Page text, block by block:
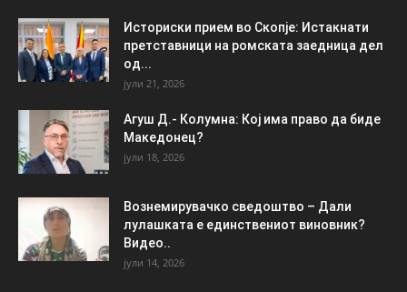
Историски прием во Скопје: Истакнати
претставници на ромската заедница дел
од...
јули 21, 2026
Агуш Д.- Колумна: Кој има право да биде
Македонец?
јули 18, 2026
Вознемирувачко сведоштво – Дали
лулашката е единствениот виновник?
Видео..
јули 14, 2026